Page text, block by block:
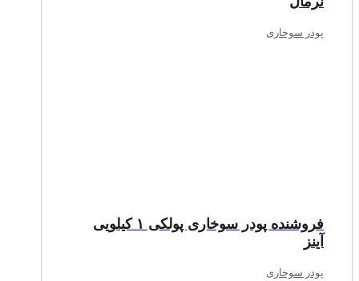
پودر سوخاری
فروشنده پودر سوخاری پولکی ۱ کیلویی
آینز
پودر سوخاری